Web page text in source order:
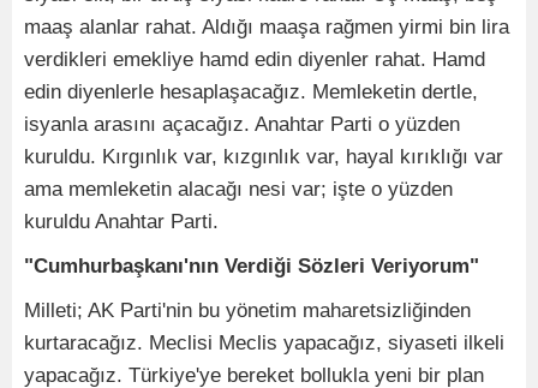
maaş alanlar rahat. Aldığı maaşa rağmen yirmi bin lira
verdikleri emekliye hamd edin diyenler rahat. Hamd
edin diyenlerle hesaplaşacağız. Memleketin dertle,
isyanla arasını açacağız. Anahtar Parti o yüzden
kuruldu. Kırgınlık var, kızgınlık var, hayal kırıklığı var
ama memleketin alacağı nesi var; işte o yüzden
kuruldu Anahtar Parti.
"Cumhurbaşkanı'nın Verdiği Sözleri Veriyorum"
Milleti; AK Parti'nin bu yönetim maharetsizliğinden
kurtaracağız. Meclisi Meclis yapacağız, siyaseti ilkeli
yapacağız. Türkiye'ye bereket bollukla yeni bir plan